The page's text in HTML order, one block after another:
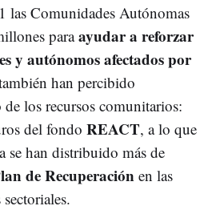
las Comunidades Autónomas
paraayudar a reforzar
y autónomos afectados por
han percibido
de los recursos comunitarios:
del fondo REACT, a lo que
se han distribuido más de
de Recuperaciónen las